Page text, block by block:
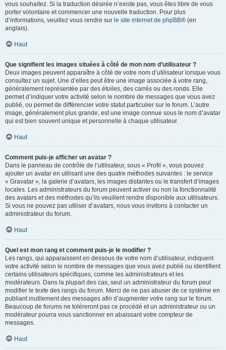
vous souhaitez. Si la traduction désirée n’existe pas, vous êtes libre de vous
porter volontaire et commencer une nouvelle traduction. Pour plus
d’informations, veuillez vous rendre sur le site internet de phpBB® (en
anglais).
Haut
Que signifient les images situées à côté de mon nom d’utilisateur ?
Deux images peuvent apparaître à côté de votre nom d’utilisateur lorsque vous
consultez un sujet. Une d’elles peut être une image associée à votre rang,
généralement représentée par des étoiles, des carrés ou des ronds. Elle
permet d’indiquer votre activité selon le nombre de messages que vous avez
publié, ou permet de différencier votre statut particulier sur le forum. L’autre
image, généralement plus grande, est une image connue sous le nom d’avatar
qui est bien souvent unique et personnelle à chaque utilisateur.
Haut
Comment puis-je afficher un avatar ?
Dans le panneau de contrôle de l’utilisateur, sous « Profil », vous pouvez
ajouter un avatar en utilisant une des quatre méthodes suivantes : le service
« Gravatar », la galerie d’avatars, les images distantes ou le transfert d’images
locales. Les administrateurs du forum peuvent activer ou non la fonctionnalité
des avatars et des méthodes qu’ils veuillent rendre disponible aux utilisateurs.
Si vous ne pouvez pas utiliser d’avatars, nous vous invitons à contacter un
administrateur du forum.
Haut
Quel est mon rang et comment puis-je le modifier ?
Les rangs, qui apparaissent en dessous de votre nom d’utilisateur, indiquent
votre activité selon le nombre de messages que vous avez publié ou identifient
certains utilisateurs spécifiques, comme les administrateurs et les
modérateurs. Dans la plupart des cas, seul un administrateur du forum peut
modifier le texte des rangs du forum. Merci de ne pas abuser de ce système en
publiant inutilement des messages afin d’augmenter votre rang sur le forum.
Beaucoup de forums ne toléreront pas ce procédé et un administrateur ou un
modérateur pourra vous sanctionner en abaissant votre compteur de
messages.
Haut